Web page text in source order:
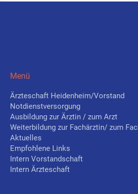
Menü
Ärzteschaft Heidenheim/Vorstand
Notdienstversorgung
Ausbildung zur Ärztin / zum Arzt
Weiterbildung zur Fachärztin/ zum
Aktuelles
Empfohlene Links
Intern Vorstandschaft
Intern Ärzteschaft